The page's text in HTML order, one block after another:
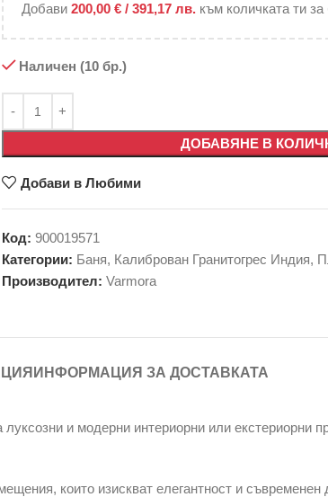
Добави 200,00 €/ 391,17 лв. към количката ти
Наличен (10 бр.)
ДОБАВЯНЕ В
Добави в Любими
Код: 900019571
Категории: Баня, Калиброван Гранитогрес Индия,
Производител: Varmora
ИНФОРМАЦИЯ ЗА ДОСТАВКАТА
и модерни интериорни или екстериорни
които изискват елегантност и